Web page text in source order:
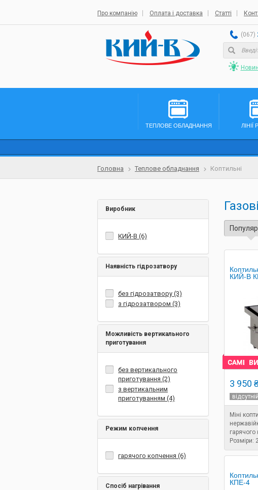
Про компанію Оплата і доставка Статті
(067)
ТЕПЛОВЕ ОБЛАДНАННЯ ЛІНІЇ
Головна Теплове обладнання Коптильні
КИЙ-В
3 950
Міні
Розміри:
КПЕ-4
Виробник
КИЙ-В (6)
Наявність гідрозатвору
без гідрозатвору (3)
з гідрозатвором (3)
Можливість вертикального
приготування
без вертикального
приготування (2)
з вертикальним
приготуванням (4)
Режим копчення
гарячого копчення (6)
Спосіб нагрівання